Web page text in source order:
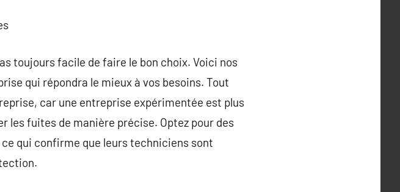
toujours facile de faire le bon choix. Voici nos
qui répondra le mieux à vos besoins. Tout
car une entreprise expérimentée est plus
les fuites de manière précise. Optez pour des
qui confirme que leurs techniciens sont